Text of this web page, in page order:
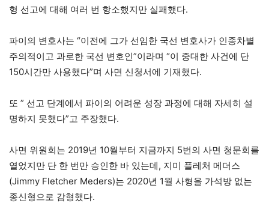
형 선고에 대해 여러 번 항소했지만 실패했다.
파이의 변호사는 “이전에 그가 선임한 국선 변호사가 인종차별
주의적이고 과로한 국선 변호인”이라며 “이 중대한 사건에 단
150시간만 사용했다”며 사면 신청서에 기재했다.
또 ” 선고 단계에서 파이의 어려운 성장 과정에 대해 자세히 설
명하지 못했다”고 주장했다.
사면 위원회는 2019년 10월부터 지금까지 5번의 사면 청문회를
열었지만 단 한 번만 승인한 바 있는데, 지미 플레처 메더스
(Jimmy Fletcher Meders)는 2020년 1월 사형을 가석방 없는
종신형으로 감형했다.